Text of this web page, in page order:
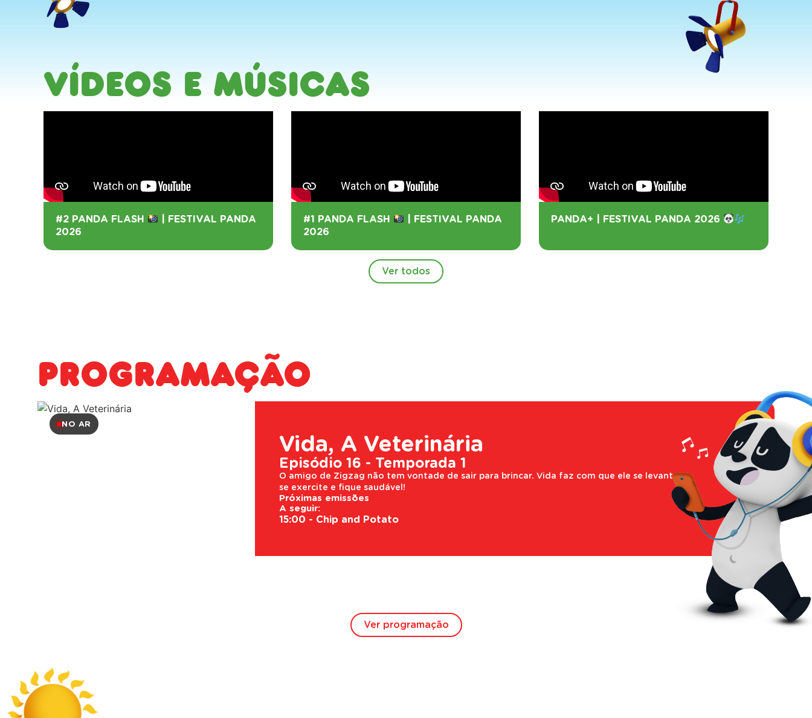
Vídeos e Músicas
#2 PANDA FLASH
| FESTIVAL PANDA
2026
#1 PANDA FLASH
| FESTIVAL PANDA
2026
PANDA+ | FESTIVAL PANDA 2026
Ver todos
Programação
Vida, A Veterinária
Episódio 16 - Temporada 1
O amigo de Zigzag não tem vontade de sair para brincar. Vida faz com que ele se levante,
se exercite e fique saudável!
Próximas emissões
A seguir:
15:00 - Chip and Potato
NO AR
Ver programação